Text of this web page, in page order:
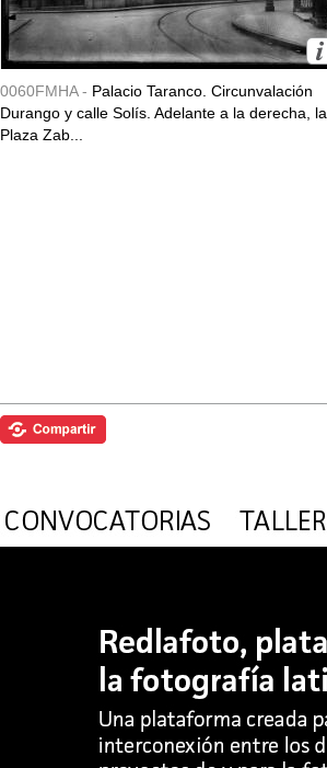
0060FMHA - Palacio Taranco. Circunvalación
Durango y calle Solís. Adelante a la derecha, la
Plaza Zab...